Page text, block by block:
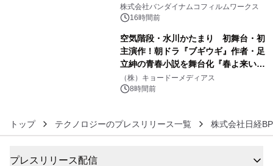
像『UNICORN GUNDAM Statue ―
BEYOND POSSIBILITY ―』を上映！
株式会社バンダイナムコフィルムワークス
16時間前
空気階段・水川かたまり 初舞台・初
主演作！朝ドラ『ブギウギ』作者・足
立紳の青春小説を舞台化『春よ来い、
マジで来い』キービジュアル解禁！
（株）キョードーメディアス
8時間前
トップ テクノロジーのプレスリリース一覧 株式会社日経
プレスリリース配信